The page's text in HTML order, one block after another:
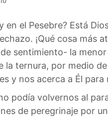
en el Pesebre? Está
¡Qué cosa más
sentimiento- la
la ternura, por medio
y nos acerca a Él para
podía volvernos al
de peregrinaje por